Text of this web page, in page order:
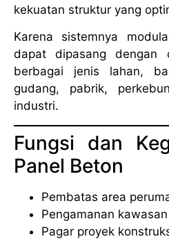
kekuatan struktur yang
Karena sistemnya
dapat dipasang
berbagai jenis lahan,
gudang, pabrik,
industri.
Fungsi dan
Panel Beton
Pembatas area
Pengamanan
Pagar proyek